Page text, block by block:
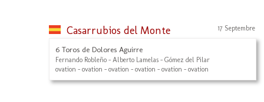
Casarrubios del Monte 17 Septembre
6 Toros de Dolores Aguirre
Fernando Robleño - Alberto Lamelas - Gómez del Pilar
ovation - ovation - ovation - ovation - ovation - ovation